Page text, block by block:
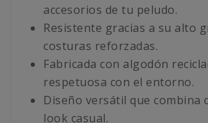
accesorios de tu peludo.
Resistente gracias a su alto
costuras reforzadas.
Fabricada con algodón
respetuosa con el entorno.
Diseño versátil que combina
look casual.